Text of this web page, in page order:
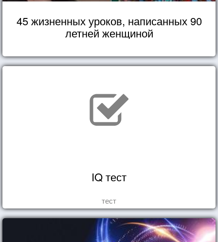
45 жизненных уроков, написанных 90
летней женщиной
IQ тест
тест